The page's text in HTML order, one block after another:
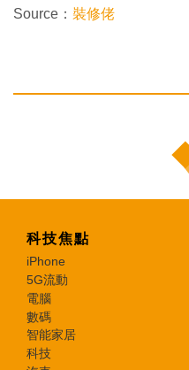
Source： 裝修佬
科技焦點
iPhone
5G流動
電腦
數碼
智能家居
科技